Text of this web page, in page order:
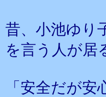
昔、小池ゆり
を言う人が居
「安全だが安